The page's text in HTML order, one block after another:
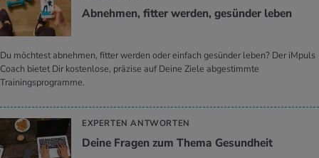
Ab­neh­men, fit­ter wer­den, ge­sün­der leben
Du möchtest abnehmen, fitter werden oder einfach gesünder leben? Der iMpuls
Coach bietet Dir kostenlose, präzise auf Deine Ziele abgestimmte
Trainingsprogramme.
EXPERTEN ANTWORTEN
Deine Fra­gen zum Thema Ge­sund­heit